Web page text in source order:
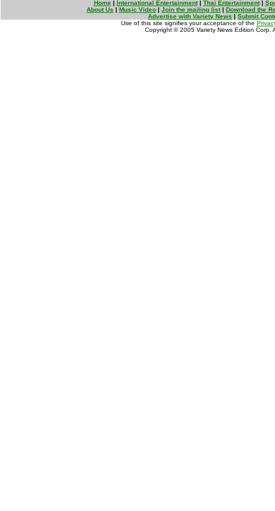
Home| International Entertainment| Thai Entertainment|
About Us | Music Video | Join the mailing list| Download the
Advertise with Variety News | Submit
Use of this site signifies your acceptance of the
Copyright © 2005 Variety News Edition Corp.